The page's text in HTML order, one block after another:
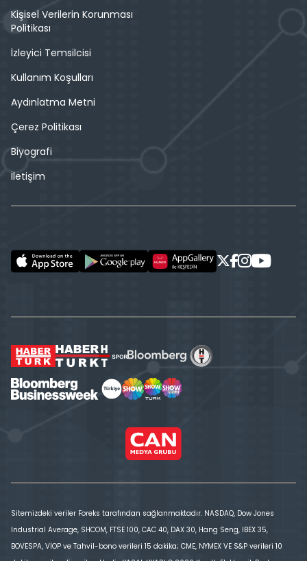
Kişisel Verilerin Korunması
Politikası
İzleyici Temsilcisi
Kullanım Koşulları
Aydınlatma Metni
Çerez Politikası
Biyografi
İletişim
Sitemizdeki veriler Foreks tarafından sağlanmaktadır. NASDAQ, Dow Jones
Industrial Average, SHCOM, FTSE 100, CAC 40, DAX 30, Hang Seng, IBEX 35,
BOVESPA, VİOP ve Tahvil-bono verileri 15 dakika; CME, NYMEX VE S&P verileri 10